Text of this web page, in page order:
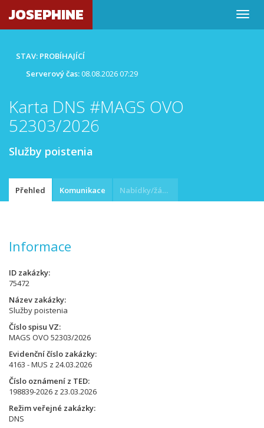
JOSEPHINE
STAV: PROBÍHAJÍCÍ
Serverový čas:08.08.2026 07:29
Karta DNS #MAGS OVO
52303/2026
Služby poistenia
Přehled Komunikace Nabídky/žádosti
Informace
ID zakázky
75472
Název zakázky
Služby poistenia
Číslo spisu VZ
MAGS OVO 52303/2026
Evidenční číslo zakázky
4163 - MUS z 24.03.2026
Číslo oznámení z TED
198839-2026 z 23.03.2026
Režim veřejné zakázky
DNS